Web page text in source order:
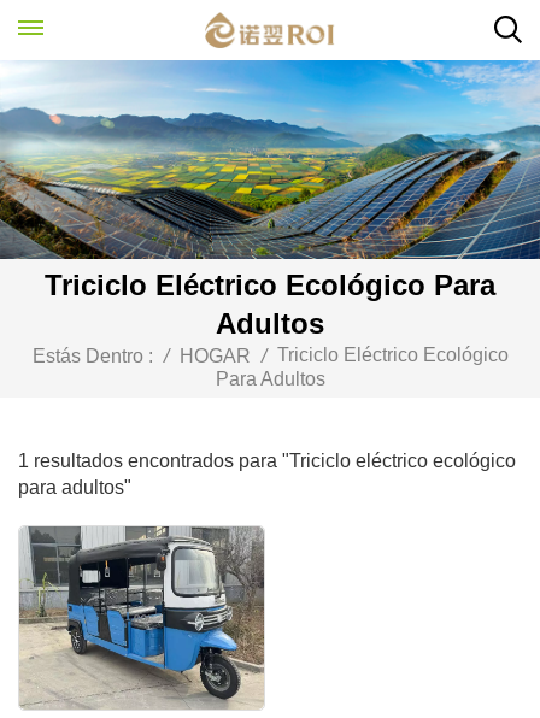
Triciclo Eléctrico Ecológico Para
Adultos
Estás Dentro : / HOGAR / Triciclo Eléctrico Ecológico
Para Adultos
1 resultados encontrados para "Triciclo eléctrico ecológico
para adultos"